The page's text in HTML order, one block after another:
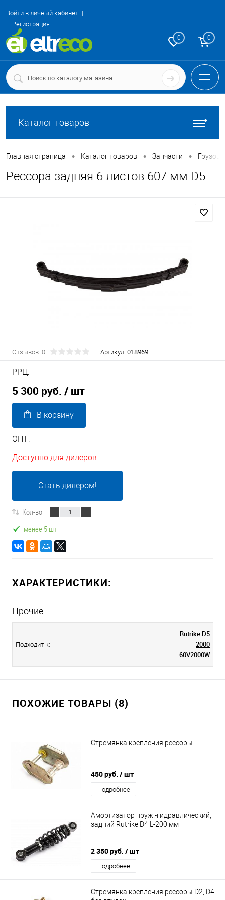
Войти в личный кабинет
Регистрация
0 0
Каталог товаров
Главная страница • Каталог товаров • Запчасти •
Рессора задняя 6 листов 607 мм D5
Отзывов: 0 Артикул: 018969
РРЦ:
5 300 руб. / шт
В корзину
ОПТ:
Доступно для дилеров
Стать дилером!
Кол-во:
менее 5 шт
ХАРАКТЕРИСТИКИ:
Прочие
Подходит к:
Rutrike D5
2000
60V2000W
ПОХОЖИЕ ТОВАРЫ (8)
Стремянка крепления рессоры
450 руб. / шт
Подробнее
Амортизатор пруж.-гидравлический,
задний Rutrike D4 L-200 мм
2 350 руб. / шт
Подробнее
Стремянка крепления рессоры D2, D4